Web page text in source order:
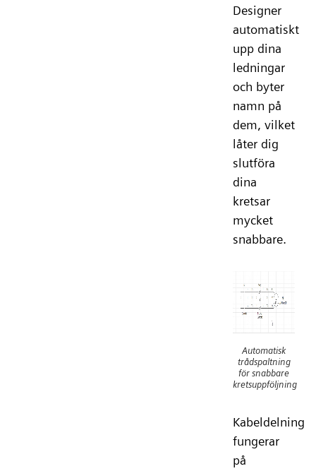
Designer
automatiskt
upp dina
ledningar
och byter
namn på
dem, vilket
låter dig
slutföra
dina
kretsar
mycket
snabbare.
Automatisk
trådspaltning
för snabbare
kretsuppföljning
Kabeldelning
fungerar
på